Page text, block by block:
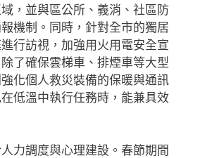
，並與區公所、義消、社區防
機制。同時，針對全市的獨居
行訪視，加強用火用電安全宣
了確保雲梯車、排煙車等大型
化個人救災裝備的保暖與通訊
低溫中執行任務時，能兼具效
力調度與心理建設。春節期間